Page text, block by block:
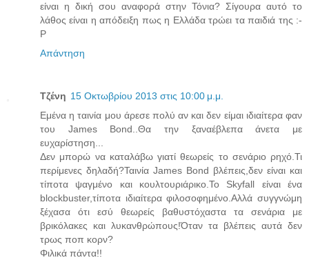
είναι η δική σου αναφορά στην Τόνια? Σίγουρα αυτό το
λάθος είναι η απόδειξη πως η Ελλάδα τρώει τα παιδιά της :-
P
Απάντηση
Τζένη 15 Οκτωβρίου 2013 στις 10:00 μ.μ.
Εμένα η ταινία μου άρεσε πολύ αν και δεν είμαι ιδιαίτερα φαν
του James Bond..Θα την ξαναέβλεπα άνετα με
ευχαρίστηση...
Δεν μπορώ να καταλάβω γιατί θεωρείς το σενάριο ρηχό.Τι
περίμενες δηλαδή?Ταινία James Bond βλέπεις,δεν είναι και
τίποτα ψαγμένο και κουλτουριάρικο.Το Skyfall είναι ένα
blockbuster,τίποτα ιδιαίτερα φιλοσοφημένο.Αλλά συγγνώμη
ξέχασα ότι εσύ θεωρείς βαθυστόχαστα τα σενάρια με
βρικόλακες και λυκανθρώπους!Όταν τα βλέπεις αυτά δεν
τρως ποπ κορν?
Φιλικά πάντα!!